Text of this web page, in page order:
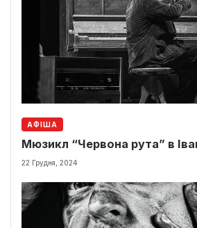
АФІША
Мюзикл “Червона рута” в
22 Грудня, 2024